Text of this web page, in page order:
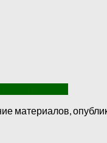
материалов,